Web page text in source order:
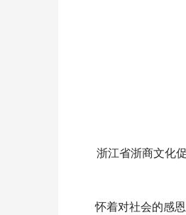
浙江省浙商文化促进会理事、
怀着对社会的感